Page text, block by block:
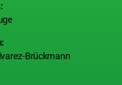
Brückmann